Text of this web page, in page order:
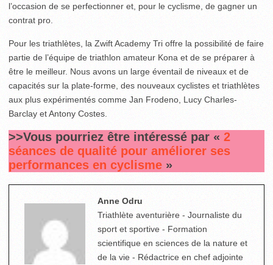
l’occasion de se perfectionner et, pour le cyclisme, de gagner un
contrat pro.
Pour les triathlètes, la Zwift Academy Tri offre la possibilité de faire
partie de l’équipe de triathlon amateur Kona et de se préparer à
être le meilleur. Nous avons un large éventail de niveaux et de
capacités sur la plate-forme, des nouveaux cyclistes et triathlètes
aux plus expérimentés comme Jan Frodeno, Lucy Charles-
Barclay et Antony Costes.
>>Vous pourriez être intéressé par « 2
séances de qualité pour améliorer ses
performances en cyclisme »
Anne Odru
Triathlète aventurière - Journaliste du
sport et sportive - Formation
scientifique en sciences de la nature et
de la vie - Rédactrice en chef adjointe